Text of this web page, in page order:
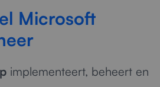
Microsoft
implementeert, beheert en